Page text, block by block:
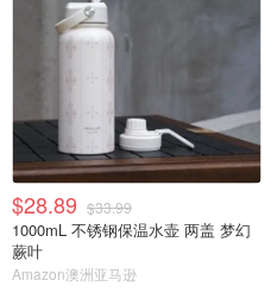
$28.89 $33.99
1000mL 不锈钢保温水壶 两盖 梦幻
蕨叶
Amazon澳洲亚马逊